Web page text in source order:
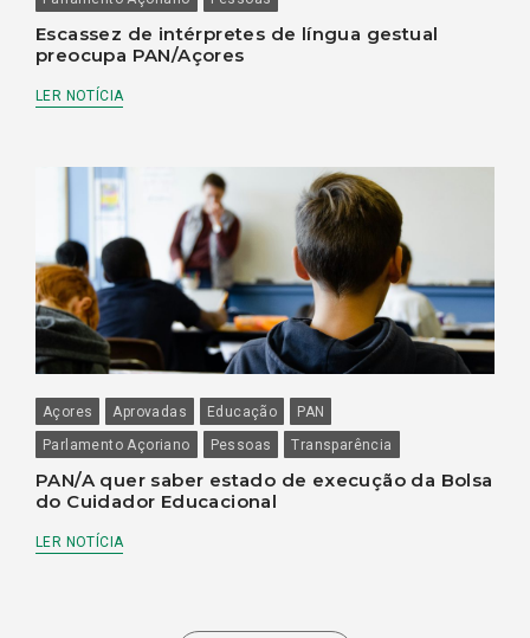
Escassez de intérpretes de língua gestual
preocupa PAN/Açores
LER NOTÍCIA
Açores Aprovadas Educação
PAN
Parlamento Açoriano
Pessoas Transparência
PAN/A quer saber estado de execução da Bolsa
do Cuidador Educacional
LER NOTÍCIA